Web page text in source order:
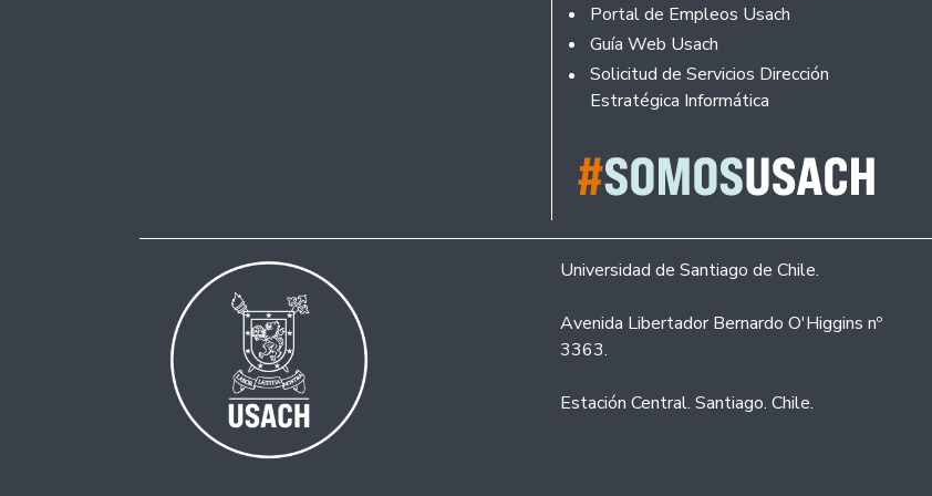
Portal de Empleos Usach
Guía Web Usach
Solicitud de Servicios Dirección
Estratégica Informática
Universidad de Santiago de Chile.
Avenida Libertador Bernardo O'Higgins nº
3363.
Estación Central. Santiago. Chile.